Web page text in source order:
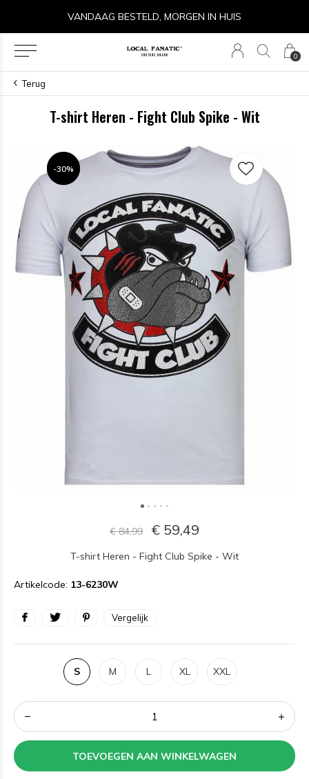
0
14 DAGEN RETOURRECHT
Terug
T-shirt Heren - Fight Club Spike - Wit
-30%
-30%
€ 84,99 € 59,49
T-shirt Heren - Fight Club Spike - Wit
Artikelcode: 13-6230W
Vergelijk
S M L XL XXL
TOEVOEGEN AAN WINKELWAGEN